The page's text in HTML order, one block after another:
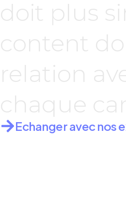
doit plus
content
relation
chaque
Echanger avec nos